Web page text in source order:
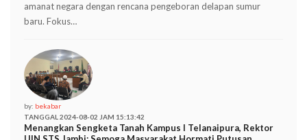
amanat negara dengan rencana pengeboran delapan sumur
baru. Fokus…
by: bekabar
TANGGAL 2024-08-02 JAM 15:13:42
Menangkan Sengketa Tanah Kampus I Telanaipura, Rektor